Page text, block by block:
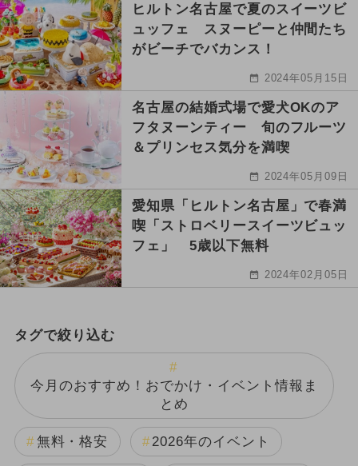
ヒルトン名古屋で夏のスイーツビ
ュッフェ スヌーピーと仲間たち
がビーチでバカンス！
2024年05月15日
名古屋の結婚式場で愛犬OKのア
フタヌーンティー 旬のフルーツ
＆プリンセス気分を満喫
2024年05月09日
愛知県「ヒルトン名古屋」で春満
喫「ストロベリースイーツビュッ
フェ」 5歳以下無料
2024年02月05日
タグで絞り込む
今月のおすすめ！おでかけ・イベント情報ま
とめ
無料・格安 2026年のイベント